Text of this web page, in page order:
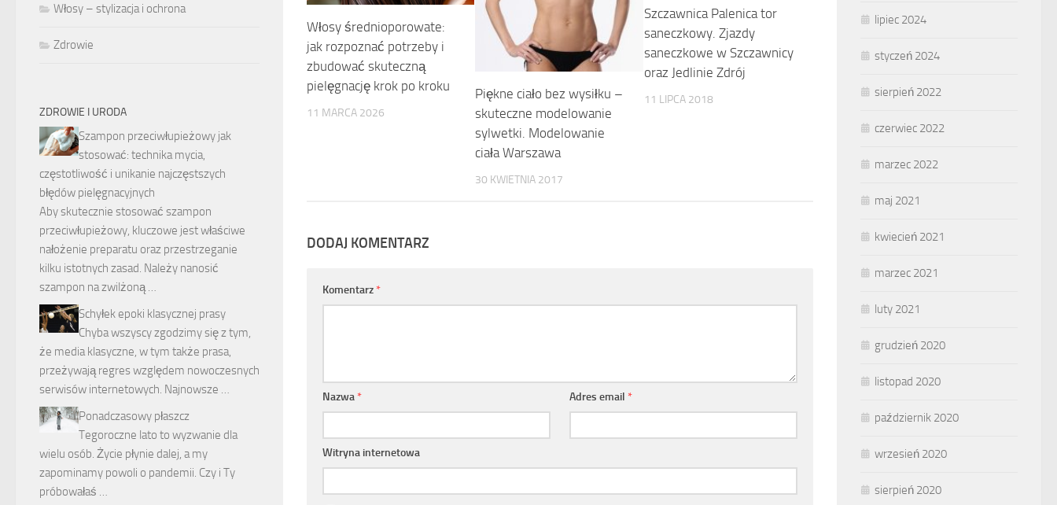
Włosy średnioporowate:
jak rozpoznać potrzeby i
zbudować skuteczną
pielęgnację krok po kroku
11 MARCA 2026
Piękne ciało bez wysiłku –
skuteczne modelowanie
sylwetki. Modelowanie
ciała Warszawa
30 KWIETNIA 2017
Szczawnica Palenica tor
saneczkowy. Zjazdy
saneczkowe w Szczawnicy
oraz Jedlinie Zdrój
11 LIPCA 2018
DODAJ KOMENTARZ
Komentarz *
Nazwa * Adres email *
Witryna internetowa
Włosy – stylizacja i ochrona
Zdrowie
ZDROWIE I URODA
Szampon przeciwłupieżowy jak
stosować: technika mycia,
częstotliwość i unikanie najczęstszych
błędów pielęgnacyjnych
Aby skutecznie stosować szampon
przeciwłupieżowy, kluczowe jest właściwe
nałożenie preparatu oraz przestrzeganie
kilku istotnych zasad. Należy nanosić
szampon na zwilżoną …
Schyłek epoki klasycznej prasy
Chyba wszyscy zgodzimy się z tym,
że media klasyczne, w tym także prasa,
przeżywają regres względem nowoczesnych
serwisów internetowych. Najnowsze …
Ponadczasowy płaszcz
Tegoroczne lato to wyzwanie dla
wielu osób. Życie płynie dalej, a my
zapominamy powoli o pandemii. Czy i Ty
próbowałaś …
lipiec 2024
styczeń 2024
sierpień 2022
czerwiec 2022
marzec 2022
maj 2021
kwiecień 2021
marzec 2021
luty 2021
grudzień 2020
listopad 2020
październik 2020
wrzesień 2020
sierpień 2020